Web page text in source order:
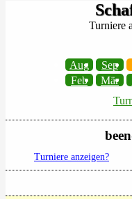
Turniere
Aug Sep
Feb
Mär
Turniere anzeigen?